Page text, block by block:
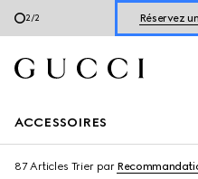
1/2 Découvrir les
ACCESSOIRES
87 Articles Trier par